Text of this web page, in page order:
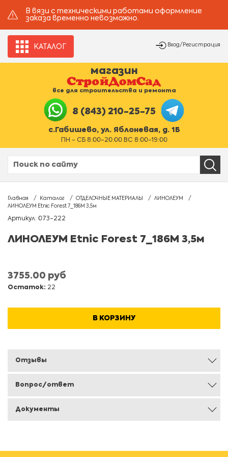
В вязи с техническими работами оформление
заказа временно невозможно.
КАТАЛОГ Вход/Регистрация
магазин
все для строительства и ремонта
8 (843) 210-25-75
с.Габишево, ул. Яблоневая, д. 1Б
ПН - СБ 8:00-20:00 ВС 8:00-19:00
Главная Каталог ОТДЕЛОЧНЫЕ МАТЕРИАЛЫ
ЛИНОЛЕУМ
ЛИНОЛЕУМ Etnic Forest 7_186M 3,5м
Артикул: 073-222
ЛИНОЛЕУМ Etnic Forest 7_186M 3,5м
3755.00 руб
Остаток: 22
В КОРЗИНУ
Отзывы
Вопрос/ответ
Документы